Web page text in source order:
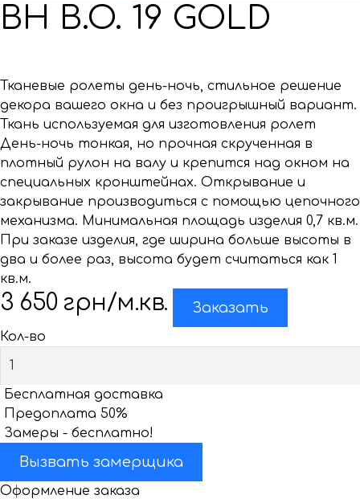
BH B.O. 19 GOLD
Тканевые ролеты день-ночь, стильное решение
декора вашего окна и без проигрышный вариант.
Ткань используемая для изготовления ролет
День-ночь тонкая, но прочная скрученная в
плотный рулон на валу и крепится над окном на
специальных кронштейнах. Открывание и
закрывание производиться с помощью цепочного
механизма. Минимальная площадь изделия 0,7 кв.м.
При заказе изделия, где ширина больше высоты в
два и более раз, высота будет считаться как 1
кв.м.
3 650 грн/м.кв. Заказать
Кол-во
Бесплатная доставка
Предоплата 50%
Замеры - бесплатно!
Вызвать замерщика
Оформление заказа